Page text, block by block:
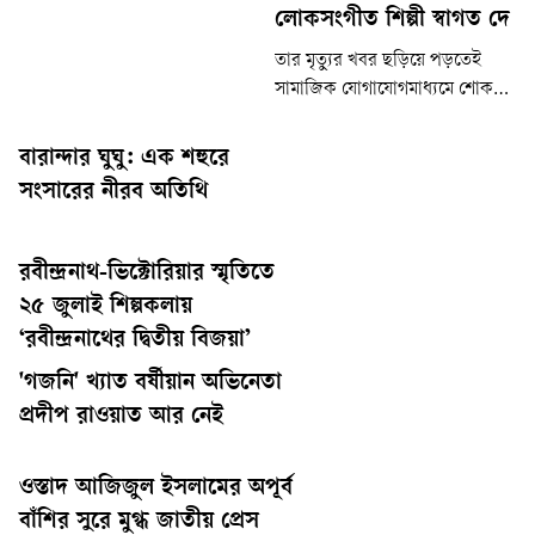
লোকসংগীত শিল্পী স্বাগত দে
তার মৃত্যুর খবর ছড়িয়ে পড়তেই
সামাজিক যোগাযোগমাধ্যমে শোক
বলে মন্তব্য করেছেন দেশের বিশিষ্ট
বারান্দার ঘুঘু: এক শহুরে
সংসারের নীরব অতিথি
রবীন্দ্রনাথ-ভিক্টোরিয়ার স্মৃতিতে
২৫ জুলাই শিল্পকলায়
‘রবীন্দ্রনাথের দ্বিতীয় বিজয়া’
'গজনি' খ্যাত বর্ষীয়ান অভিনেতা
প্রদীপ রাওয়াত আর নেই
ওস্তাদ আজিজুল ইসলামের অপূর্ব
বাঁশির সুরে মুগ্ধ জাতীয় প্রেস